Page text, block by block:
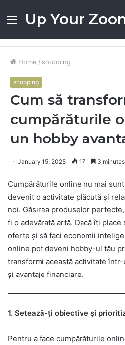
MenuUp Your
Home / shopping
shopping
Cum să
cumpărăturile
un hobby
January 15, 2025 17 3
Cumpărăturile online nu mai
devenit o activitate plăcută și
noi. Găsirea produselor
fi o adevărată artă. Dacă îți
oferte și să faci economii
online pot deveni hobby-ul tău
transformi această activitate
și avantaje financiare.
1. Setează-ți obiective și
Pentru a face cumpărăturile